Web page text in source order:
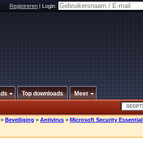
Registreren|Login:
Top downloads Meer
> Beveiliging > Antivirus > Microsoft Security